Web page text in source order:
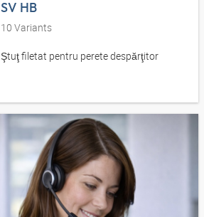
SV HB
10 Variants
Ştuţ filetat pentru perete despărţitor